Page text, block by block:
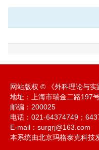
网站版权 © 《外科理论与实
地址：上海市瑞金二路197
邮编：200025
电话：021-64374749；
E-mail： surgrj@163.com
本系统由北京玛格泰克科技